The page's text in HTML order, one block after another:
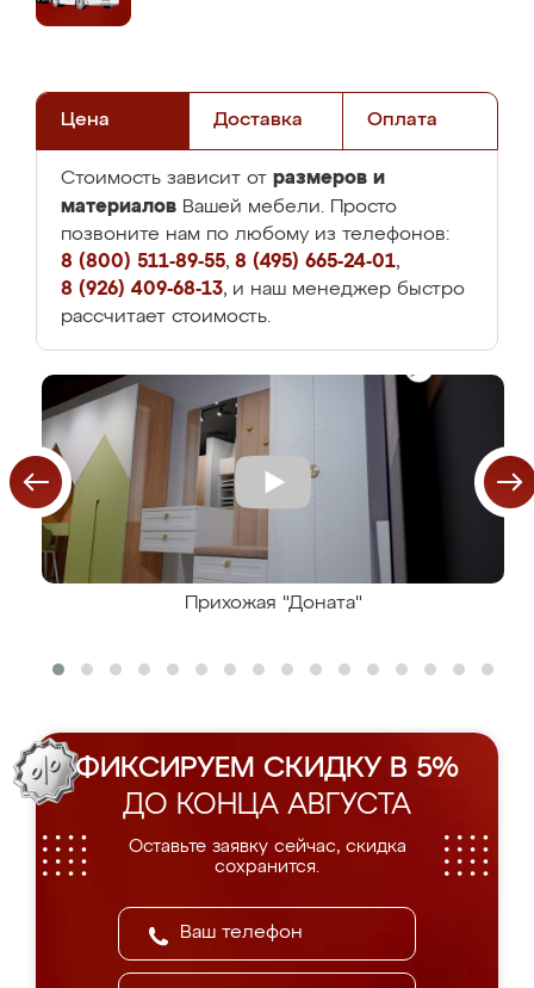
Цена Доставка Оплата
Стоимость зависит от размеров и
материалов Вашей мебели. Просто
позвоните нам по любому из телефонов:
8 (800) 511-89-55, 8 (495) 665-24-01,
8 (926) 409-68-13, и наш менеджер быстро
рассчитает стоимость.
Прихожая "Доната"
ФИКСИРУЕМ СКИДКУ В 5%
ДО КОНЦА АВГУСТА
Оставьте заявку сейчас, скидка
сохранится.